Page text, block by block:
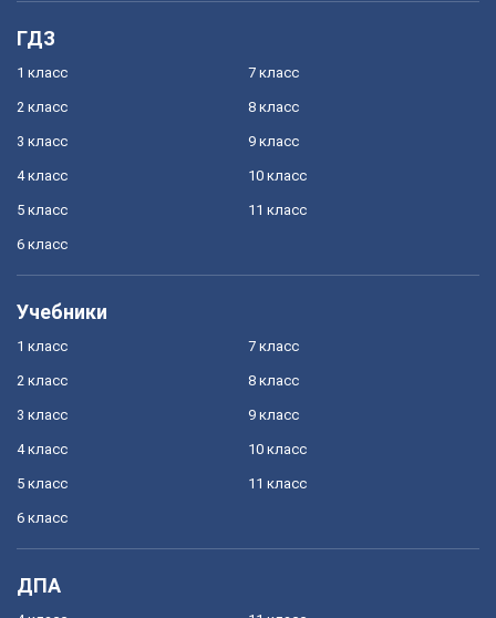
ГДЗ
1 класс
2 класс
3 класс
4 класс
5 класс
6 класс
7 класс
8 класс
9 класс
10 класс
11 класс
Учебники
1 класс
2 класс
3 класс
4 класс
5 класс
6 класс
7 класс
8 класс
9 класс
10 класс
11 класс
ДПА